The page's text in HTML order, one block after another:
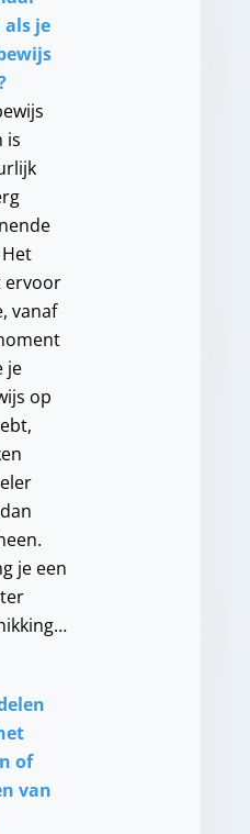
als je
is
ervoor
vanaf
je
op
je een
of
van